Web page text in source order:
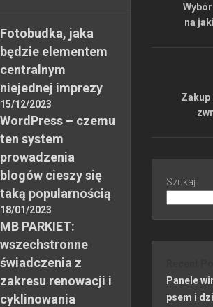
na
Zakup
Szukaj
Panele
psem i
Fotobudka, jaka
będzie elementem
centralnym
niejednej imprezy
15/12/2023
WordPress – czemu
ten system
prowadzenia
blogów cieszy się
taką popularnością
18/01/2023
MB PARKIET:
wszechstronne
świadczenia z
zakresu renowacji i
cyklinowania